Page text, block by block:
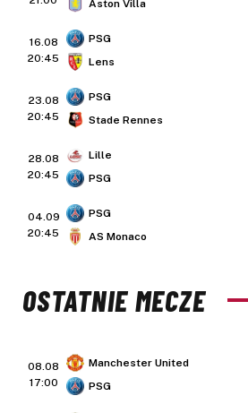
Aston Villa
16.08
20:45
PSG
Lens
23.08
20:45
PSG
Stade Rennes
28.08
20:45
Lille
PSG
04.09
20:45
PSG
AS Monaco
OSTATNIE MECZE
08.08
17:00
Manchester United
PSG